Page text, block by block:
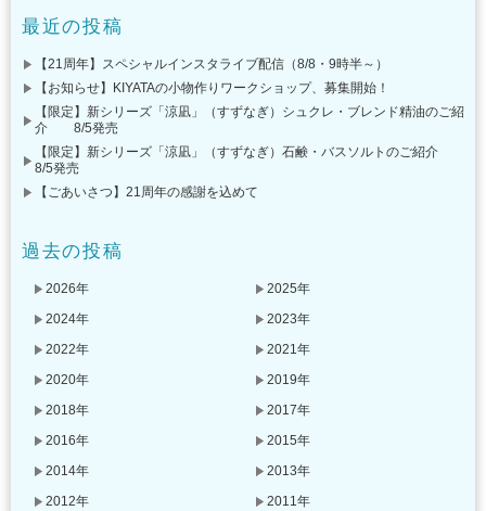
最近の投稿
【21周年】スペシャルインスタライブ配信（8/8・9時半～）
【お知らせ】KIYATAの小物作りワークショップ、募集開始！
【限定】新シリーズ「涼凪」（すずなぎ）シュクレ・ブレンド精油のご紹
介 8/5発売
【限定】新シリーズ「涼凪」（すずなぎ）石鹸・バスソルトのご紹介
8/5発売
【ごあいさつ】21周年の感謝を込めて
過去の投稿
2026年
2025年
2024年
2023年
2022年
2021年
2020年
2019年
2018年
2017年
2016年
2015年
2014年
2013年
2012年
2011年